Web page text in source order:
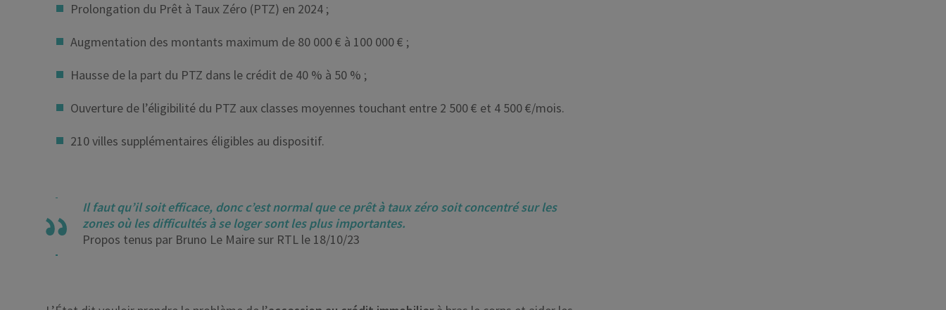
Prolongation du Prêt à Taux Zéro (PTZ) en 2024 ;
Augmentation des montants maximum de 80 000 € à 100 000 € ;
Hausse de la part du PTZ dans le crédit de 40 % à 50 % ;
Ouverture de l’éligibilité du PTZ aux classes moyennes touchant entre 2 500 € et 4 500 €/mois.
210 villes supplémentaires éligibles au dispositif.
Il faut qu’il soit efficace, donc c’est normal que ce prêt à taux zéro soit concentré sur les
zones où les difficultés à se loger sont les plus importantes.
Propos tenus par Bruno Le Maire sur RTL le 18/10/23